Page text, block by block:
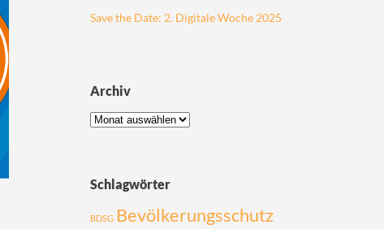
Save the Date: 2. Digitale Woche 2025
Archiv
Schlagwörter
BDSG Bevölkerungsschutz